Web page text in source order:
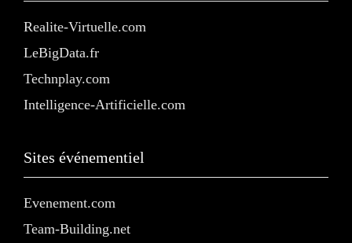
Realite-Virtuelle.com
LeBigData.fr
Technplay.com
Intelligence-Artificielle.com
Sites événementiel
Evenement.com
Team-Building.net